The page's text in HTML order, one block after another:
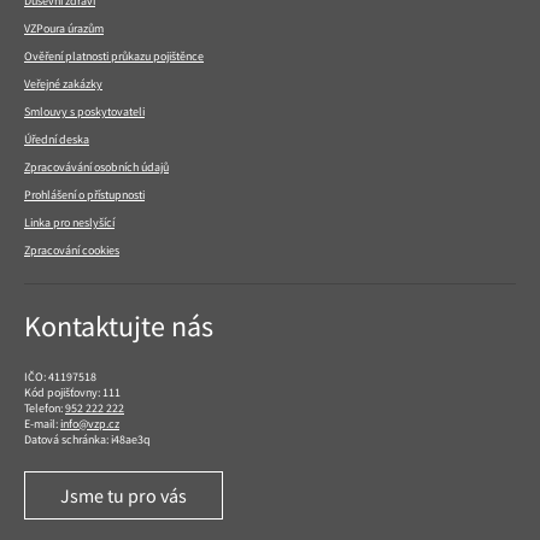
VZPoura úrazům
Ověření platnosti průkazu pojištěnce
Veřejné zakázky
Smlouvy s poskytovateli
Úřední deska
Zpracovávání osobních údajů
Prohlášení o přístupnosti
Linka pro neslyšící
Zpracování cookies
Kontaktujte nás
IČO: 41197518
Kód pojišťovny: 111
Telefon:952 222 222
E-mail:info@vzp.cz
Datová schránka: i48ae3q
Jsme tu pro vás